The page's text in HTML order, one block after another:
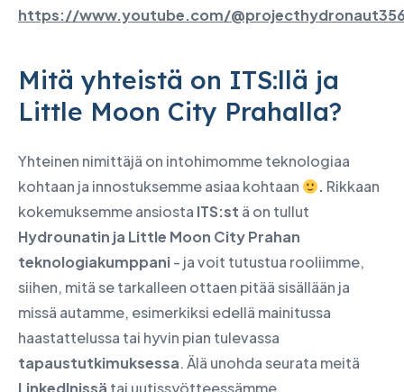
https://www.youtube.com/
Mitä yhteistä on ITS:llä ja
Little Moon City Prahalla?
Yhteinen nimittäjä on intohimomme teknologiaa
kohtaan ja innostuksemme asiaa kohtaan
. Rikkaan
kokemuksemme ansiosta ITS:st ä on tullut
Hydrounatin ja Little Moon City Prahan
teknologiakumppani- ja voit tutustua rooliimme,
siihen, mitä se tarkalleen ottaen pitää sisällään ja
missä autamme, esimerkiksi edellä mainitussa
haastattelussa tai hyvin pian tulevassa
tapaustutkimuksessa. Älä unohda seurata meitä
LinkedInissä tai uutissyötteessämme.